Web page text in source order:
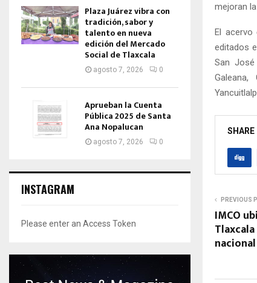
mejoran
El acervo
editados
San
SHARE
PREVIOUS
IMCO
nacional
Plaza Juárez vibra con
tradición, sabor y
talento en nueva
edición del Mercado
Social de Tlaxcala
agosto 7, 2026 0
Aprueban la Cuenta
Pública 2025 de Santa
Ana Nopalucan
agosto 7, 2026 0
INSTAGRAM
Please enter an Access Token